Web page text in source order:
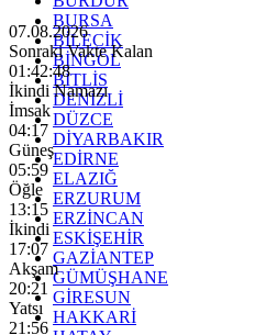
BURSA
BİLECİK
BİNGÖL
BİTLİS
DENİZLİ
DÜZCE
DİYARBAKIR
EDİRNE
ELAZIĞ
ERZURUM
ERZİNCAN
ESKİŞEHİR
GAZİANTEP
GÜMÜŞHANE
GİRESUN
HAKKARİ
07.08.2026
Sonraki Vakte Kalan
01:42:46
İkindi Namazı
İmsak
04:17
Güneş
05:59
Öğle
13:15
İkindi
17:07
Akşam
20:21
Yatsı
21:56